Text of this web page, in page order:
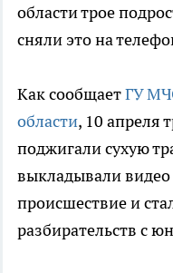
области трое
сняли это на
Как сообщаетГУ
области, 10 апреля
поджигали сухую
выкладывали
происшествие и
разбирательств с